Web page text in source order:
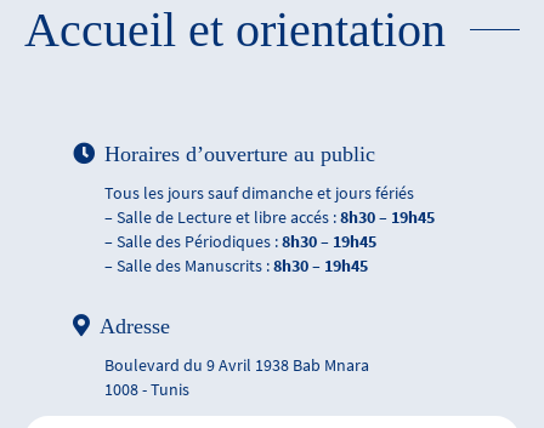
Accueil et orientation
Horaires d’ouverture au public
Tous les jours sauf dimanche et jours fériés
– Salle de Lecture et libre accés :8h30 – 19h45
– Salle des Périodiques :8h30 – 19h45
– Salle des Manuscrits :8h30 – 19h45
Adresse
Boulevard du 9 Avril 1938 Bab Mnara
1008 - Tunis